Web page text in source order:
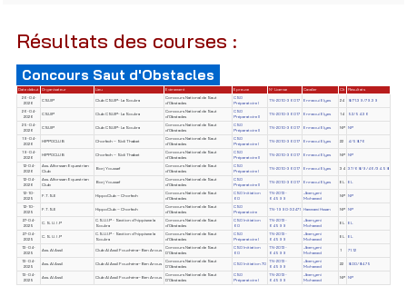
Résultats des courses :
Concours Saut d'Obstacles
Date début Organisateur Lieu Evènement Epreuve N° License Cavalier Clt
Résultats
26-04-
2026
CSUIP Club CSUIP- La Soukra
Concours National de Saut
d'Obstacles
CSO
Préparatoire I
TN-2010-36017 Ennaoui Elyes 24 8/71.39/79.39
26-04-
2026
CSUIP Club CSUIP- La Soukra
Concours National de Saut
d'Obstacles
CSO
Préparatoire II
TN-2010-36017 Ennaoui Elyes 14 52/54.36
25-04-
2026
CSUIP Club CSUIP- La Soukra
Concours National de Saut
d'Obstacles
CSO
Préparatoire II
TN-2010-36017 Ennaoui Elyes NP NP
19-04-
2026
HIPPOCLUB Chorfech – Sidi Thabet
Concours National de Saut
d'Obstacles
CSO
Préparatoire I
TN-2010-36017 Ennaoui Elyes 22 4/58.76
19-04-
2026
HIPPOCLUB Chorfech – Sidi Thabet
Concours National de Saut
d'Obstacles
CSO
Préparatoire II
TN-2010-36017 Ennaoui Elyes NP NP
12-04-
2026
Ass. Alforssan Equestrian
Club
Borj Youssef
Concours National de Saut
d'Obstacles
CSO
Préparatoire I
TN-2010-36017 Ennaoui Elyes 34 37/68/9/46/34.58
12-04-
2026
Ass. Alforssan Equestrian
Club
Borj Youssef
Concours National de Saut
d'Obstacles
CSO
Préparatoire II
TN-2010-36017 Ennaoui Elyes EL EL
12-10-
2025
F.T.S.E HippoClub – Chorfech
Concours National de Saut
d'Obstacles
CSO Initiation
60
TN-2013-
64599
Jbenyeni
Mohamed
NP NP
12-10-
2025
F.T.S.E HippoClub – Chorfech
Concours National de Saut
d'Obstacles
CSO
Préparatoire
TN-1990-32471 Hammami Hssan NP NP
27-04-
2025
C. S. U. I .P
C.S.U.I.P - Section d'hippisme la
Soukra
Concours National de Saut
d'Obstacles
CSO Initiation
60
TN-2013-
64599
Jbenyeni
Mohamed
EL EL
27-04-
2025
C. S. U. I .P
C.S.U.I.P - Section d'hippisme la
Soukra
Concours National de Saut
d'Obstacles
CSO
Préparatoire I
TN-2013-
64599
Jbenyeni
Mohamed
EL EL
13-04-
2025
Ass. Al Assil Club Al Assil Fouchéna–Ben Arous
Concours National de Saut
D'Obstacles
CSO Initiation
60
TN-2013-
64599
Jbenyeni
Mohamed
1 71.12
13-04-
2025
Ass. Al Assil Club Al Assil Fouchéna–Ben Arous
Concours National de Saut
D'Obstacles
CSO Initiation 70
TN-2013-
64599
Jbenyeni
Mohamed
22 8.00/84.75
13-04-
2025
Ass. Al Assil Club Al Assil Fouchéna–Ben Arous
Concours National de Saut
D'Obstacles
CSO
Préparatoire I
TN-2013-
64599
Jbenyeni
Mohamed
NP NP